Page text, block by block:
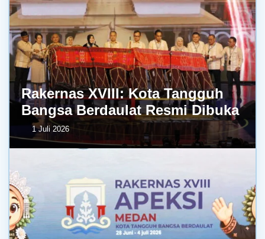
Rakernas XVIII: Kota Tangguh
Bangsa Berdaulat Resmi Dibuka
1 Juli 2026